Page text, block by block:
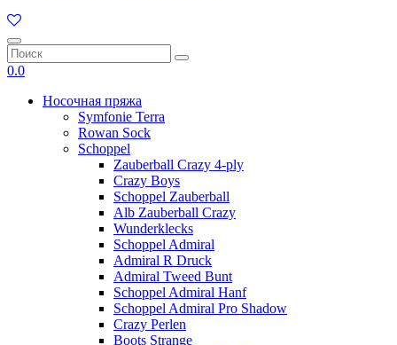
0.0
Носочная пряжа
Symfonie Terra
Rowan Sock
Schoppel
Zauberball Crazy 4-ply
Crazy Boys
Schoppel Zauberball
Alb Zauberball Crazy
Wunderklecks
Schoppel Admiral
Admiral R Druck
Admiral Tweed Bunt
Schoppel Admiral Hanf
Schoppel Admiral Pro Shadow
Crazy Perlen
Boots Strange